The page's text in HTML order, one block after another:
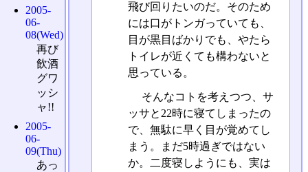
飛び回りたいのだ。そのため
には口がトンガっていても、
目が黒目ばかりでも、やたら
トイレが近くても構わないと
思っている。
そんなコトを考えつつ、サ
ッサと22時に寝てしまったの
で、無駄に早く目が覚めてし
まう。まだ5時過ぎではない
か。二度寝しようにも、実は
2005-
06-
08(Wed)
再び
飲酒
グワ
ッシ
ャ!!
2005-
06-
09(Thu)
あっ